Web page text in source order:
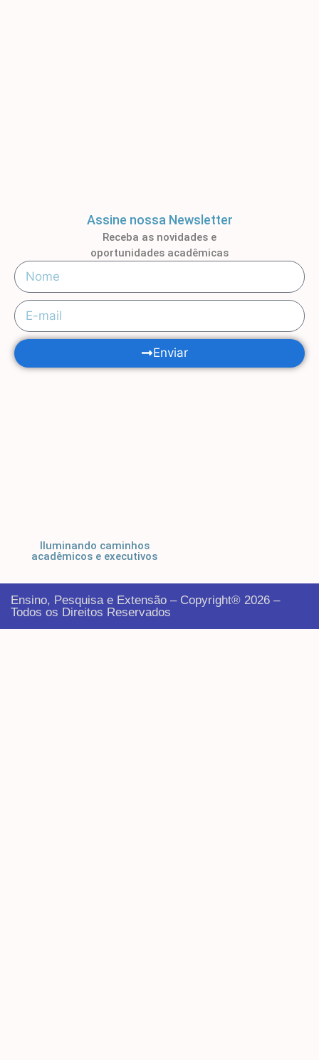
Assine nossa Newsletter
Receba as novidades e
oportunidades acadêmicas
Enviar
Iluminando caminhos
acadêmicos e executivos
Ensino, Pesquisa e Extensão – Copyright® 2026 –
Todos os Direitos Reservados